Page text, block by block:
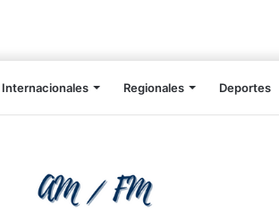
Internacionales Regionales Deportes